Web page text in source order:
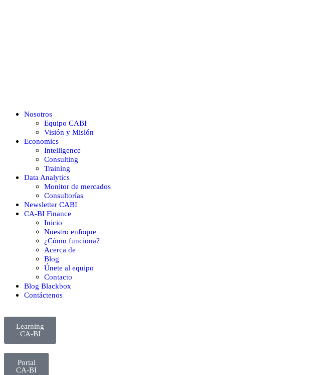
Nosotros
Equipo CABI
Visión y Misión
Economics
Intelligence
Consulting
Training
Data Analytics
Monitor de mercados
Consultorías
Newsletter CABI
CA-BI Finance
Inicio
Nuestro enfoque
¿Cómo funciona?
Acerca de
Blog
Únete al equipo
Contacto
Blog Blackbox
Contáctenos
Learning
CA-BI
Portal
CA-BI